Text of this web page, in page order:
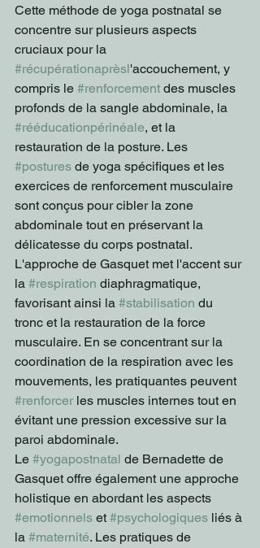
Cette méthode de yoga postnatal se
concentre sur plusieurs aspects
cruciaux pour la
#récupérationaprèsl'accouchement, y
compris le #renforcement des muscles
profonds de la sangle abdominale, la
#rééducationpérinéale, et la
restauration de la posture. Les
#postures de yoga spécifiques et les
exercices de renforcement musculaire
sont conçus pour cibler la zone
abdominale tout en préservant la
délicatesse du corps postnatal.
L'approche de Gasquet met l'accent sur
la #respiration diaphragmatique,
favorisant ainsi la #stabilisation du
tronc et la restauration de la force
musculaire. En se concentrant sur la
coordination de la respiration avec les
mouvements, les pratiquantes peuvent
#renforcer les muscles internes tout en
évitant une pression excessive sur la
paroi abdominale.
Le #yogapostnatal de Bernadette de
Gasquet offre également une approche
holistique en abordant les aspects
#emotionnels et #psychologiques liés à
la #maternité. Les pratiques de